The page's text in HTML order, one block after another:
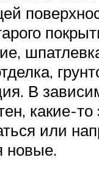
В
какие-то
или
новые.